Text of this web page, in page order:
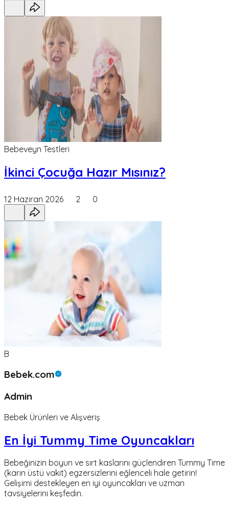
Bebeveyn Testleri
İkinci Çocuğa Hazır Mısınız?
12 Haziran 2026 2 0
B
Bebek.com
Admin
Bebek Ürünleri ve Alışveriş
En İyi Tummy Time Oyuncakları
Bebeğinizin boyun ve sırt kaslarını güçlendiren Tummy Time
(karın üstü vakit) egzersizlerini eğlenceli hale getirin!
Gelişimi destekleyen en iyi oyuncakları ve uzman
tavsiyelerini keşfedin.